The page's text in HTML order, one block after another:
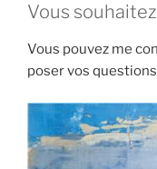
Vous
Vous pouvez me
poser vos